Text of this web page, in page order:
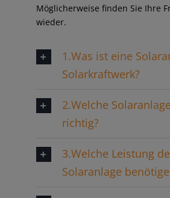
Möglicherweise finden Sie Ihre
wieder.
1.Was ist eine
Solarkraftwerk?
2.Welche
richtig?
3.Welche Leistung
Solaranlage